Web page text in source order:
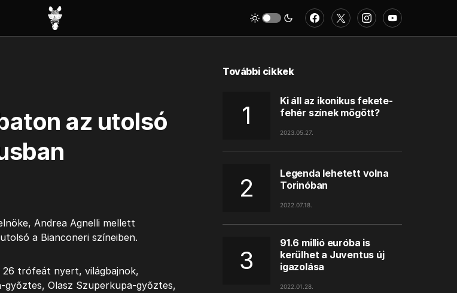
az utolsó
Andrea Agnelli mellett
a Bianconeri színeiben.
26 trófeát nyert, világbajnok,
Olasz Szuperkupa-győztes,
További cikkek
Ki áll az ikonikus fekete-
fehér színek mögött?
2023.05.27.
Legenda lehetett volna
Torinóban
2022.07.18.
91.6 millió euróba is
kerülhet a Juventus új
igazolása
2022.01.28.